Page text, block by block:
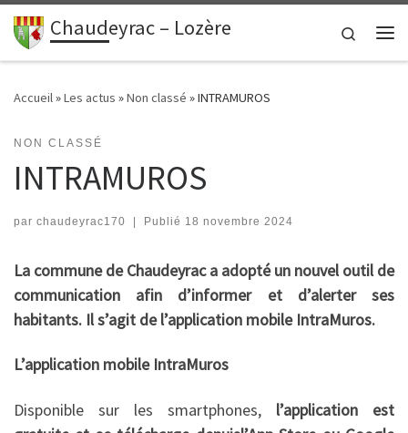
principalPasser au contenu
Chaudeyrac – Lozère
Search
Accueil»Les actus »Non classé »INTRAMUROS
NON CLASSÉ
INTRAMUROS
par chaudeyrac170 | Publié 18 novembre 2024
La commune de Chaudeyrac a adopté un nouvel outil de
communication afin d’informer et d’alerter ses
habitants. Il s’agit de l’application mobile IntraMuros.
L’application mobile IntraMuros
Disponible sur les smartphones, l’application est